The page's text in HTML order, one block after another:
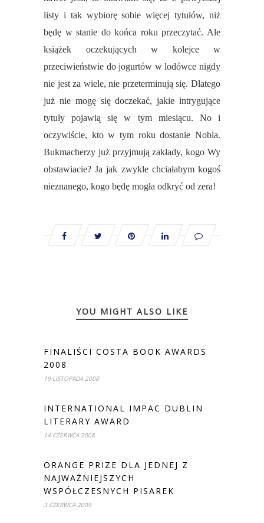
listy i tak wybiorę sobie więcej tytułów, niż
będę w stanie do końca roku przeczytać. Ale
książek oczekujących w kolejce w
przeciwieństwie do jogurtów w lodówce nigdy
nie jest za wiele, nie przeterminują się. Dlatego
już nie mogę się doczekać, jakie intrygujące
tytuły pojawią się w tym miesiącu. No i
oczywiście, kto w tym roku dostanie Nobla.
Bukmacherzy już przyjmują zakłady, kogo Wy
obstawiacie? Ja jak zwykle chciałabym kogoś
nieznanego, kogo będę mogła odkryć od zera!
YOU MIGHT ALSO LIKE
FINALIŚCI COSTA BOOK AWARDS
2008
19 LISTOPADA 2008
INTERNATIONAL IMPAC DUBLIN
LITERARY AWARD
14 CZERWCA 2008
ORANGE PRIZE DLA JEDNEJ Z
NAJWAŻNIEJSZYCH
WSPÓŁCZESNYCH PISAREK
3 CZERWCA 2009